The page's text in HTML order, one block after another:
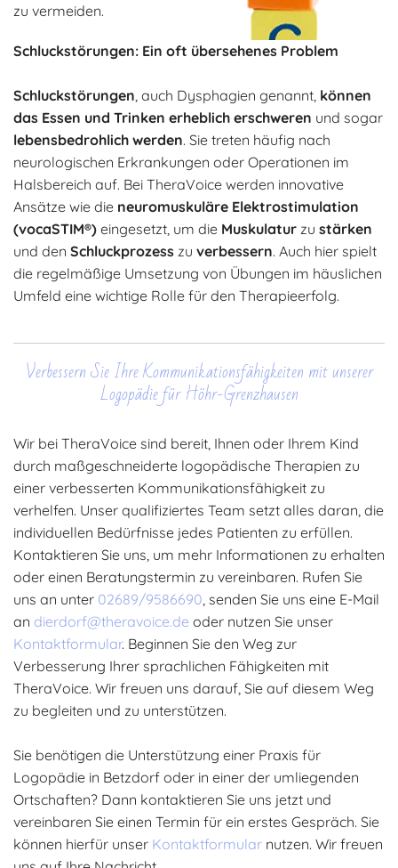
zu vermeiden.
Schluckstörungen: Ein oft übersehenes Problem
Schluckstörungen , auch Dysphagien genannt, können
das Essen und Trinken erheblich erschweren und sogar
lebensbedrohlich werden. Sie treten häufig nach
neurologischen Erkrankungen oder Operationen im
Halsbereich auf. Bei TheraVoice werden innovative
Ansätze wie die neuromuskuläre Elektrostimulation
(vocaSTIM®) eingesetzt, um die Muskulatur zu stärken
und den Schluckprozess zu verbessern. Auch hier spielt
die regelmäßige Umsetzung von Übungen im häuslichen
Umfeld eine wichtige Rolle für den Therapieerfolg.
Verbessern Sie Ihre Kommunikationsfähigkeiten mit unserer
Logopädie für Höhr-Grenzhausen
Wir bei TheraVoice sind bereit, Ihnen oder Ihrem Kind
durch maßgeschneiderte logopädische Therapien zu
einer verbesserten Kommunikationsfähigkeit zu
verhelfen. Unser qualifiziertes Team setzt alles daran, die
individuellen Bedürfnisse jedes Patienten zu erfüllen.
Kontaktieren Sie uns, um mehr Informationen zu erhalten
oder einen Beratungstermin zu vereinbaren. Rufen Sie
uns an unter 02689/9586690 , senden Sie uns eine E-Mail
an dierdorf@theravoice.de oder nutzen Sie unser
Kontaktformular. Beginnen Sie den Weg zur
Verbesserung Ihrer sprachlichen Fähigkeiten mit
TheraVoice. Wir freuen uns darauf, Sie auf diesem Weg
zu begleiten und zu unterstützen.
Sie benötigen die Unterstützung einer Praxis für
Logopädie in Betzdorf oder in einer der umliegenden
Ortschaften? Dann kontaktieren Sie uns jetzt und
vereinbaren Sie einen Termin für ein erstes Gespräch. Sie
können hierfür unser Kontaktformular nutzen. Wir freuen